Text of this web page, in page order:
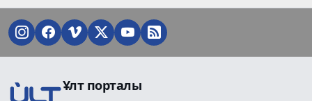
Ұлт порталы